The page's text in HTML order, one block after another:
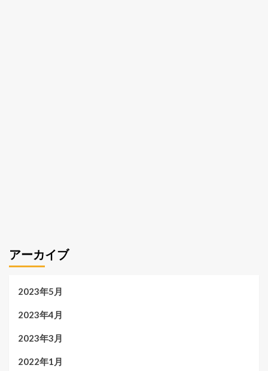
アーカイブ
2023年5月
2023年4月
2023年3月
2022年1月